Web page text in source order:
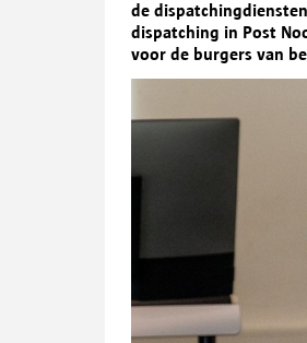
de
dispatching in Post
voor de burgers van